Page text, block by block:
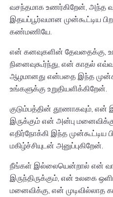
வசந்தமாக உணர்கிறேன், அந்த
இதயப்பூர்வமான முன்கூட்டிய
கண்மணியே.
என் கனவுகளின் தேவதைக்கு,
நினைவுகூர்ந்து, என் காதல்
ஆழமானது என்பதை இந்த
உங்களுக்கு உறுதியளிக்கிறேன்.
குடும்பத்தின் தூணாகவும், என்
இருக்கும் என் அன்பு
எதிர்நோக்கி இந்த முன்கூட்டிய
மகிழ்ச்சியுடன் அனுப்புகிறேன்.
நீங்கள் இல்லையென்றால் என்
இருந்திருக்கும், என் உலகை
மனைவிக்கு, என் முடிவில்லாத